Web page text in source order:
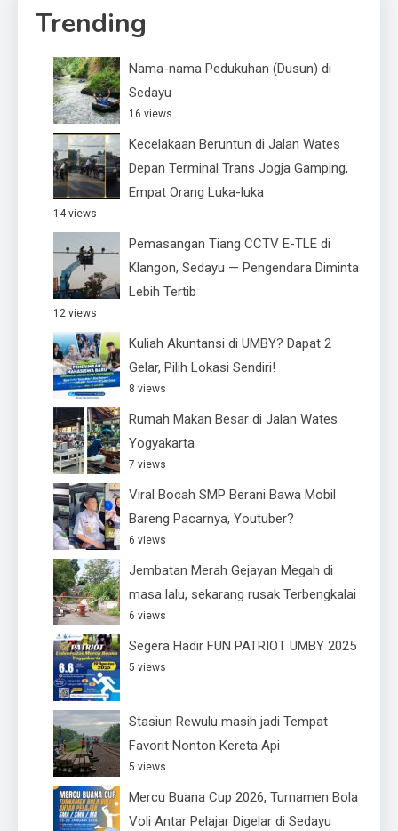
Trending
Nama-nama Pedukuhan (Dusun) di
Sedayu
16 views
Kecelakaan Beruntun di Jalan Wates
Depan Terminal Trans Jogja Gamping,
Empat Orang Luka-luka
14 views
Pemasangan Tiang CCTV E-TLE di
Klangon, Sedayu — Pengendara Diminta
Lebih Tertib
12 views
Kuliah Akuntansi di UMBY? Dapat 2
Gelar, Pilih Lokasi Sendiri!
8 views
Rumah Makan Besar di Jalan Wates
Yogyakarta
7 views
Viral Bocah SMP Berani Bawa Mobil
Bareng Pacarnya, Youtuber?
6 views
Jembatan Merah Gejayan Megah di
masa lalu, sekarang rusak Terbengkalai
6 views
Segera Hadir FUN PATRIOT UMBY 2025
5 views
Stasiun Rewulu masih jadi Tempat
Favorit Nonton Kereta Api
5 views
Mercu Buana Cup 2026, Turnamen Bola
Voli Antar Pelajar Digelar di Sedayu